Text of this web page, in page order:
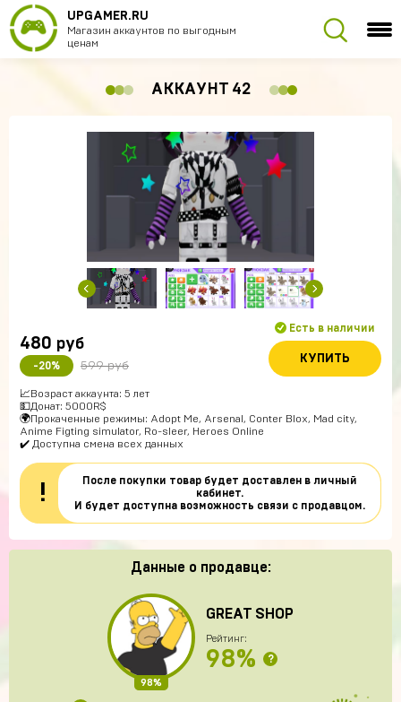
UPGAMER.RU
Магазин аккаунтов по выгодным
ценам
АККАУНТ 42
480 руб
-20% 599 руб
Есть в наличии
КУПИТЬ
📈Возраст аккаунта: 5 лет
💵Донат: 5000R$
🌍Прокаченные режимы: Adopt Me, Arsenal, Conter Blox, Mad city,
Anime Figting simulator, Ro-sleer, Heroes Online
✔️ Доступна смена всех данных
!
После покупки товар будет доставлен в личный
кабинет.
И будет доступна возможность связи с продавцом.
Данные о продавце:
98%
GREAT SHOP
Рейтинг:
98% ?